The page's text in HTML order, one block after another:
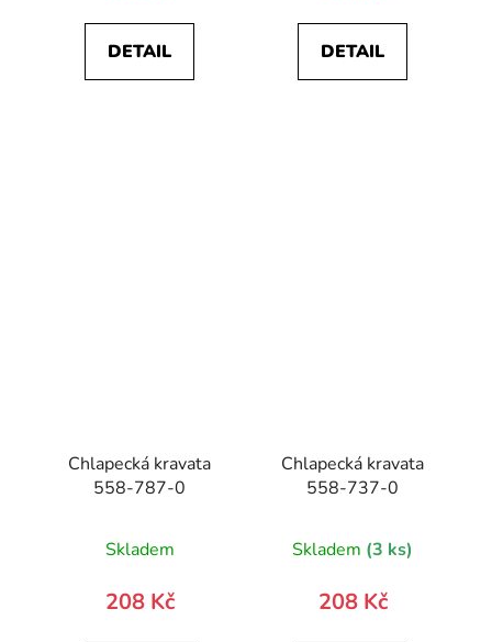
DETAIL DETAIL
Chlapecká kravata
558-787-0
Skladem
208 Kč
Chlapecká kravata
558-737-0
Skladem (3 ks)
208 Kč